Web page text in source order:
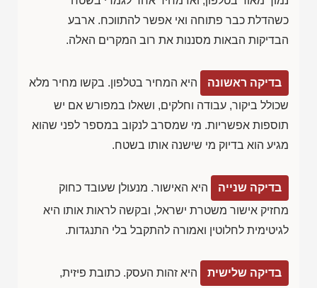
כשהדלת כבר פתוחה ואי אפשר להתווכח. ארבע
הבדיקות הבאות מסננות את רוב המקרים האלה.
בדיקה ראשונה
היא המחיר בטלפון. בקשו מחיר מלא
שכולל ביקור, עבודה וחלקים, ושאלו במפורש אם יש
תוספות אפשריות. מי שמסרב לנקוב במספר לפני שהוא
מגיע הוא בדיוק מי שישנה אותו בשטח.
בדיקה שנייה
היא האישור. מנעולן שעובד כחוק
מחזיק אישור משטרת ישראל, ובקשה לראות אותו היא
לגיטימית לחלוטין ואמורה להתקבל בלי התנגדות.
בדיקה שלישית
היא זהות העסק. כתובת פיזית,